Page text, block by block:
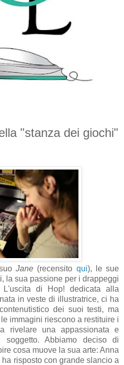
"stanza dei giochi"
Jane (recensito qui), le sue
la sua passione per i drappeggi
di Hop! dedicata alla
in veste di illustratrice, ci ha
dei suoi testi, ma
immagini riescono a restituire i
rivelare una appassionata e
soggetto. Abbiamo deciso di
cosa muove la sua arte: Anna
risposto con grande slancio a